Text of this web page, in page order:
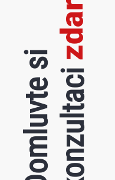
Domluvte sikonzultaci